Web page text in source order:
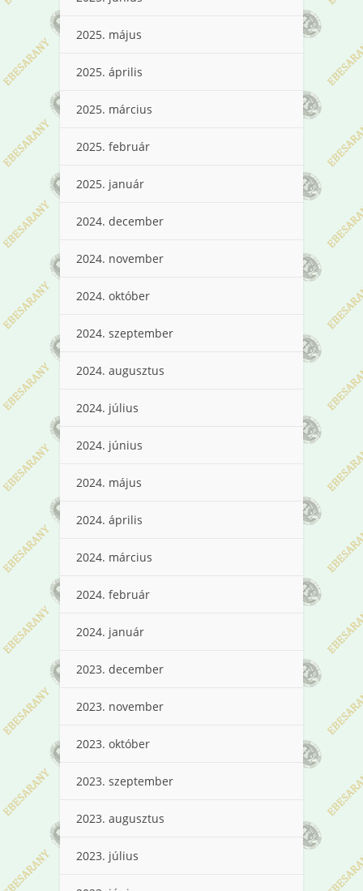
2025. május
2025. április
2025. március
2025. február
2025. január
2024. december
2024. november
2024. október
2024. szeptember
2024. augusztus
2024. július
2024. június
2024. május
2024. április
2024. március
2024. február
2024. január
2023. december
2023. november
2023. október
2023. szeptember
2023. augusztus
2023. július